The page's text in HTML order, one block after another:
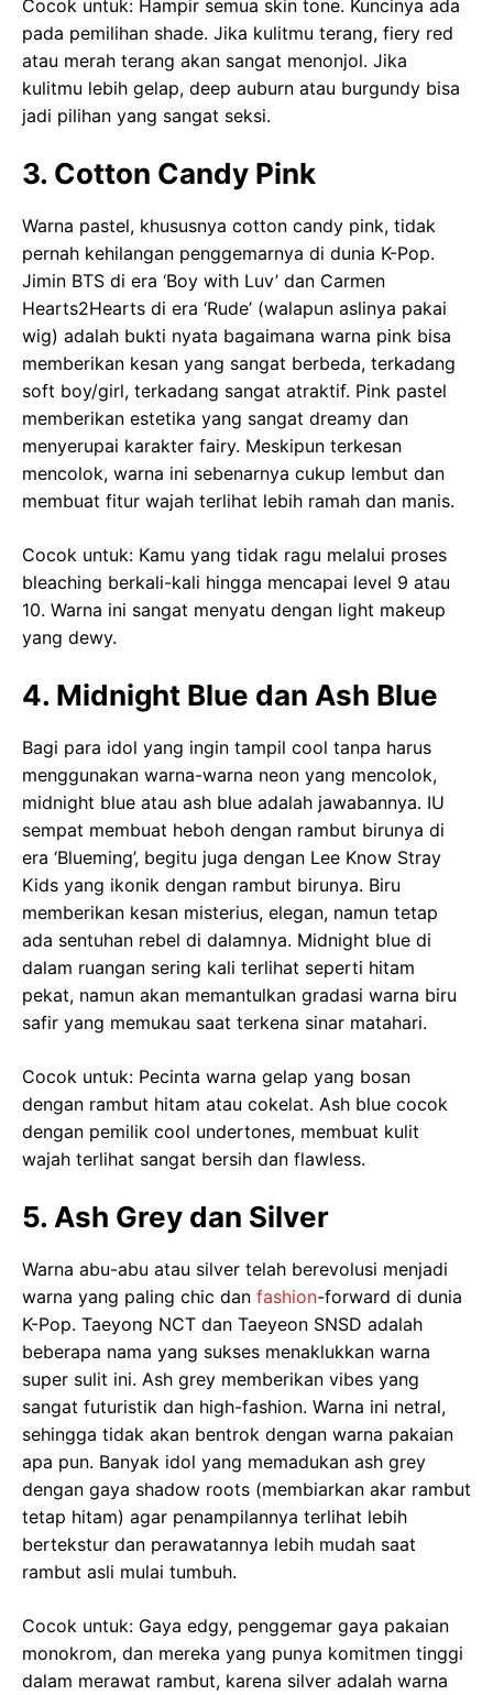
Cocok untuk: Hampir semua skin tone. Kuncinya ada
pada pemilihan shade. Jika kulitmu terang, fiery red
atau merah terang akan sangat menonjol. Jika
kulitmu lebih gelap, deep auburn atau burgundy bisa
jadi pilihan yang sangat seksi.
3. Cotton Candy Pink
Warna pastel, khususnya cotton candy pink, tidak
pernah kehilangan penggemarnya di dunia K-Pop.
Jimin BTS di era ‘Boy with Luv’ dan Carmen
Hearts2Hearts di era ‘Rude’ (walapun aslinya pakai
wig) adalah bukti nyata bagaimana warna pink bisa
memberikan kesan yang sangat berbeda, terkadang
soft boy/girl, terkadang sangat atraktif. Pink pastel
memberikan estetika yang sangat dreamy dan
menyerupai karakter fairy. Meskipun terkesan
mencolok, warna ini sebenarnya cukup lembut dan
membuat fitur wajah terlihat lebih ramah dan manis.
Cocok untuk: Kamu yang tidak ragu melalui proses
bleaching berkali-kali hingga mencapai level 9 atau
10. Warna ini sangat menyatu dengan light makeup
yang dewy.
4. Midnight Blue dan Ash Blue
Bagi para idol yang ingin tampil cool tanpa harus
menggunakan warna-warna neon yang mencolok,
midnight blue atau ash blue adalah jawabannya. IU
sempat membuat heboh dengan rambut birunya di
era ‘Blueming’, begitu juga dengan Lee Know Stray
Kids yang ikonik dengan rambut birunya. Biru
memberikan kesan misterius, elegan, namun tetap
ada sentuhan rebel di dalamnya. Midnight blue di
dalam ruangan sering kali terlihat seperti hitam
pekat, namun akan memantulkan gradasi warna biru
safir yang memukau saat terkena sinar matahari.
Cocok untuk: Pecinta warna gelap yang bosan
dengan rambut hitam atau cokelat. Ash blue cocok
dengan pemilik cool undertones, membuat kulit
wajah terlihat sangat bersih dan flawless.
5. Ash Grey dan Silver
Warna abu-abu atau silver telah berevolusi menjadi
warna yang paling chic dan fashion-forward di dunia
K-Pop. Taeyong NCT dan Taeyeon SNSD adalah
beberapa nama yang sukses menaklukkan warna
super sulit ini. Ash grey memberikan vibes yang
sangat futuristik dan high-fashion. Warna ini netral,
sehingga tidak akan bentrok dengan warna pakaian
apa pun. Banyak idol yang memadukan ash grey
dengan gaya shadow roots (membiarkan akar rambut
tetap hitam) agar penampilannya terlihat lebih
bertekstur dan perawatannya lebih mudah saat
rambut asli mulai tumbuh.
Cocok untuk: Gaya edgy, penggemar gaya pakaian
monokrom, dan mereka yang punya komitmen tinggi
dalam merawat rambut, karena silver adalah warna